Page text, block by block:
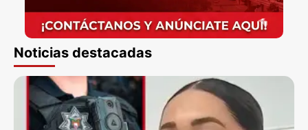
Noticias destacadas